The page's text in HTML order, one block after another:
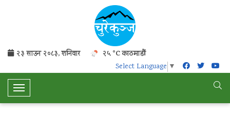
२३ साउन २०८३, शनिवार २५ °C काठमाडौं
Select Language ▼
T
o